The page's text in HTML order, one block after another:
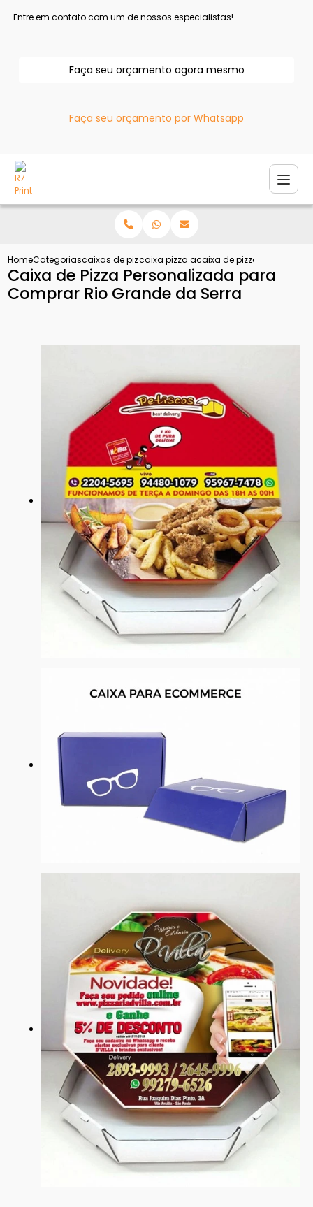
Entre em contato com um de nossos especialistas!
Faça seu orçamento agora mesmo
Faça seu orçamento por Whatsapp
HomeCategoriascaixas de pizzacaixa pizza atacado
caixa de pizza
Caixa de Pizza Personalizada para
Comprar Rio Grande da Serra